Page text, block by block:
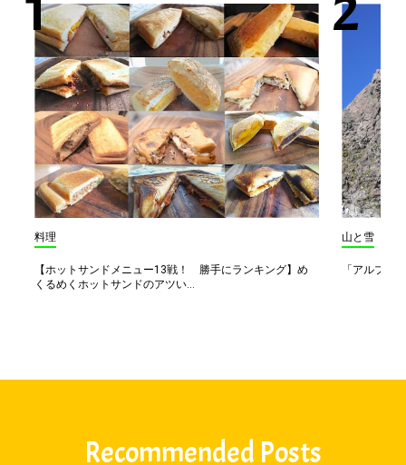
料理
【ホットサンドメニュー13戦！ 勝手にランキング】め
くるめくホットサンドのアツい...
山と雪
「アルプス
Recommended Posts